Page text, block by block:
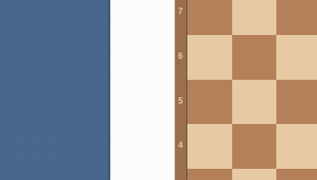
7
6
5
4